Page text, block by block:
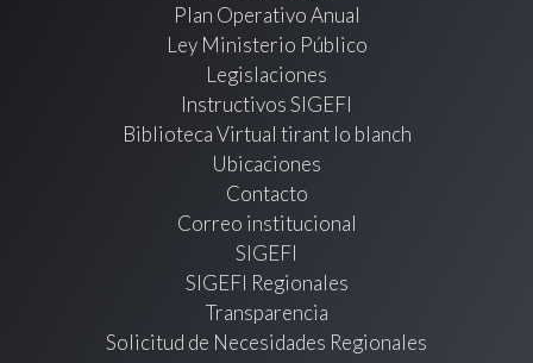
Plan Operativo Anual
Ley Ministerio Público
Legislaciones
Instructivos SIGEFI
Biblioteca Virtual tirant lo blanch
Ubicaciones
Contacto
Correo institucional
SIGEFI
SIGEFI Regionales
Transparencia
Solicitud de Necesidades Regionales